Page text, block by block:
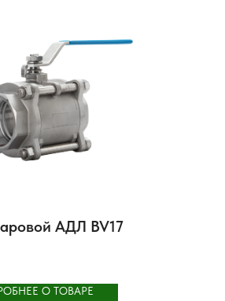
АДЛ BV17
О ТОВАРЕ